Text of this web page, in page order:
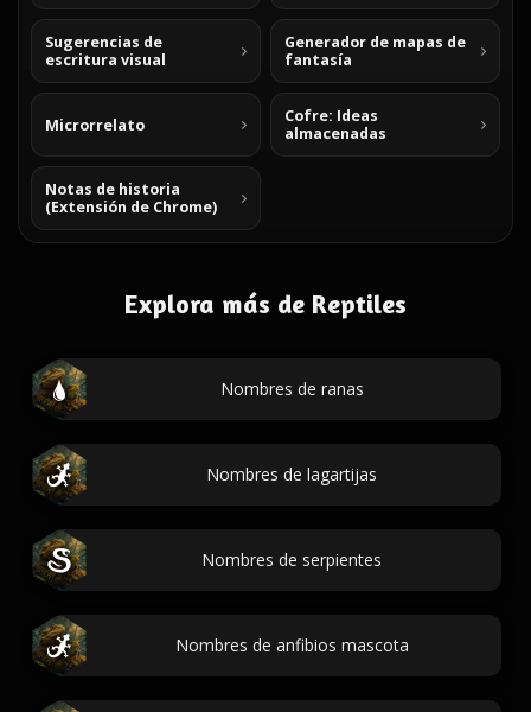
Sugerencias de
escritura visual
Generador de mapas de
fantasía
Microrrelato
Cofre: Ideas
almacenadas
Notas de historia
(Extensión de Chrome)
Explora más de Reptiles
Nombres de ranas
Nombres de lagartijas
Nombres de serpientes
Nombres de anfibios mascota